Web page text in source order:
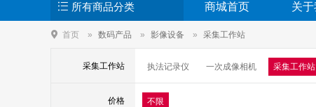
所有商品分类 商城首页 关
首页 数码产品 影像设备 采集工作站
采集工作站 执法记录仪 一次成像相机 采集工作站
专业摄像机和信号源设备
价格
不限